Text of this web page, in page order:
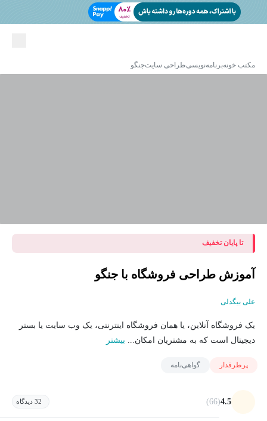
مکتب خونهبرنامه‌نویسیطراحی سایتجنگو
تا پایان تخفیف
آموزش طراحی فروشگاه با جنگو
علی بیگدلی
یک فروشگاه آنلاین، یا همان فروشگاه اینترنتی، یک وب سایت یا بستر
دیجیتال است که به مشتریان امکان... بیشتر
پرطرفدار گواهی‌نامه
4.5
(66) 32 دیدگاه